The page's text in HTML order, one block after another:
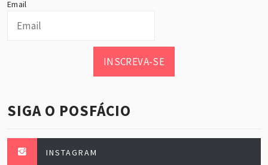
Email
INSCREVA-SE
SIGA O POSFÁCIO
INSTAGRAM